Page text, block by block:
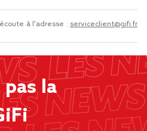
à l'adresse : serviceclient@gifi.fr
la